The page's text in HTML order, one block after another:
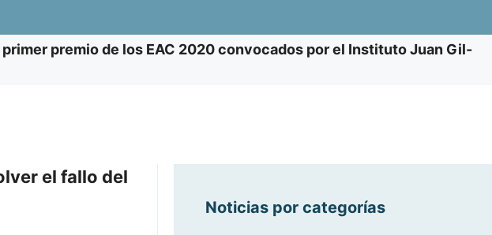
premio de los EAC 2020 convocados por el Instituto Juan Gil-
el fallo del
Noticias por categorías